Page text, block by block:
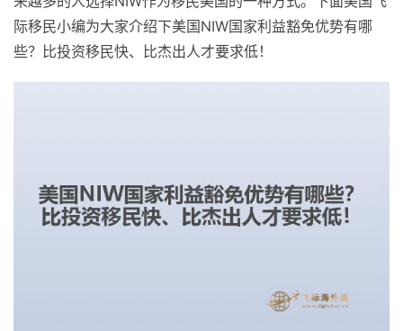
际移民小编为大家介绍下美国NIW国家利益豁免优势有哪
些？比投资移民快、比杰出人才要求低！